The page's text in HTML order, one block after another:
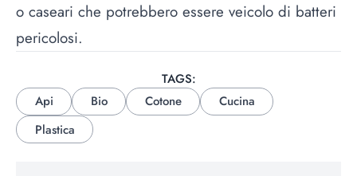
o caseari che potrebbero essere veicolo di batteri
pericolosi.
TAGS:
Api
Bio Cotone
Cucina
Plastica